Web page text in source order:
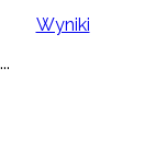
Wyniki